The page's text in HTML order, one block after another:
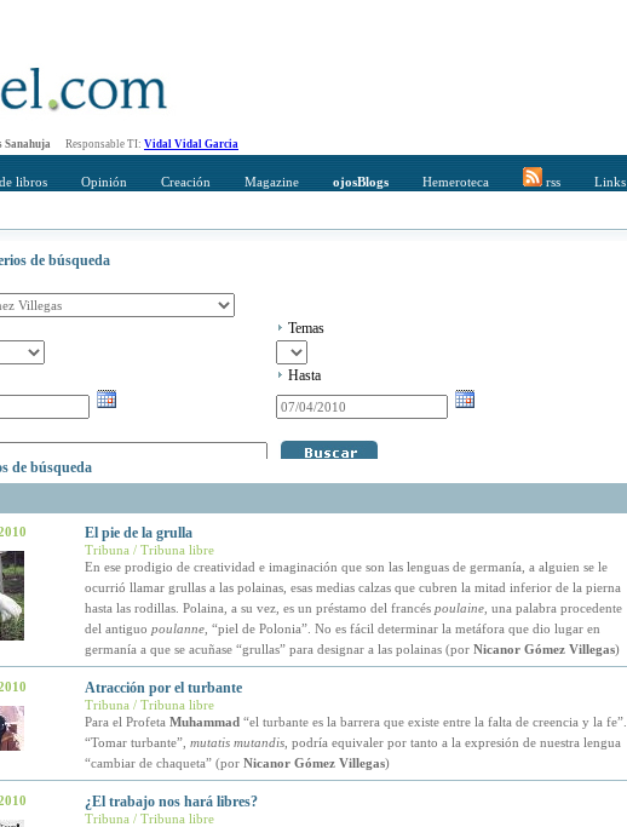
Sanahuja Responsable TI: Vidal Vidal Garcia
libros Opinión Creación Magazine ojosBlogs Hemeroteca rss Links
de búsqueda
Temas
Hasta
de búsqueda
El pie de la grulla
Tribuna / Tribuna libre
En ese prodigio de creatividad e imaginación que son las lenguas de germanía, a alguien se le
ocurrió llamar grullas a las polainas, esas medias calzas que cubren la mitad inferior de la pierna
hasta las rodillas. Polaina, a su vez, es un préstamo del francés poulaine, una palabra procedente
del antiguo poulanne, “piel de Polonia”. No es fácil determinar la metáfora que dio lugar en
germanía a que se acuñase “grullas” para designar a las polainas (por Nicanor Gómez Villegas)
Atracción por el turbante
Tribuna / Tribuna libre
Para el Profeta Muhammad“el turbante es la barrera que existe entre la falta de creencia y la fe”.
“Tomar turbante”, mutatis mutandis, podría equivaler por tanto a la expresión de nuestra lengua
“cambiar de chaqueta” (por Nicanor Gómez Villegas)
¿El trabajo nos hará libres?
Tribuna / Tribuna libre